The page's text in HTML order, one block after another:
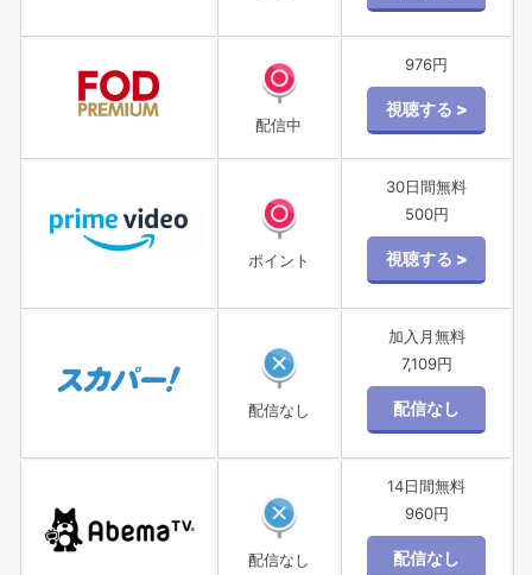
配信中
976円
ポイント
30日間無料
500円
配信なし
加入月無料
7,109円
配信なし
14日間無料
960円